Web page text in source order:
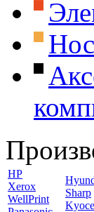
HP
Xerox
WellPrint
Sharp